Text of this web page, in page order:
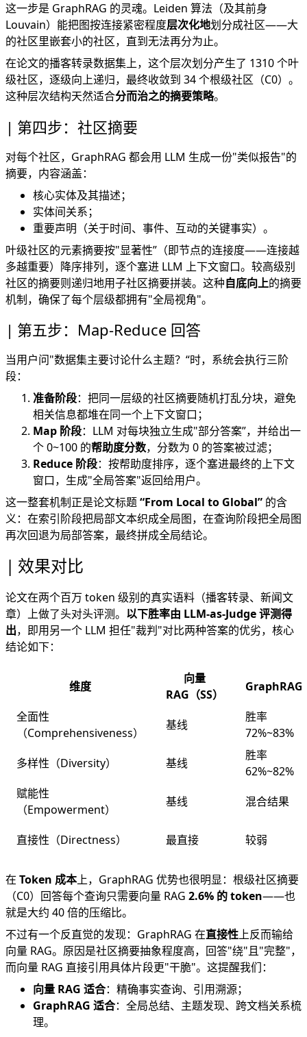
这一步是 GraphRAG 的灵魂。Leiden 算法（及其前身
Louvain）能把图按连接紧密程度层次化地划分成社区——大
的社区里嵌套小的社区，直到无法再分为止。
在论文的播客转录数据集上，这个层次划分产生了 1310 个叶
级社区，逐级向上递归，最终收敛到 34 个根级社区（C0）。
这种层次结构天然适合分而治之的摘要策略。
第四步：社区摘要
对每个社区，GraphRAG 都会用 LLM 生成一份"类似报告"的
摘要，内容涵盖：
核心实体及其描述；
实体间关系；
重要声明（关于时间、事件、互动的关键事实）。
叶级社区的元素摘要按"显著性”（即节点的连接度——连接越
多越重要）降序排列，逐个塞进 LLM 上下文窗口。较高级别
社区的摘要则递归地用子社区摘要拼装。这种自底向上的摘要
机制，确保了每个层级都拥有"全局视角"。
第五步：Map-Reduce 回答
当用户问"数据集主要讨论什么主题？“时，系统会执行三阶
段：
准备阶段：把同一层级的社区摘要随机打乱分块，避免
相关信息都堆在同一个上下文窗口；
Map 阶段：LLM 对每块独立生成"部分答案”，并给出一
个 0~100 的帮助度分数，分数为 0 的答案被过滤；
Reduce 阶段：按帮助度排序，逐个塞进最终的上下文
窗口，生成"全局答案"返回给用户。
这一整套机制正是论文标题“From Local to Global” 的含
义：在索引阶段把局部文本织成全局图，在查询阶段把全局图
再次回退为局部答案，最终拼成全局结论。
效果对比
论文在两个百万 token 级别的真实语料（播客转录、新闻文
章）上做了头对头评测。 以下胜率由 LLM-as-Judge 评测得
出，即用另一个 LLM 担任"裁判"对比两种答案的优劣，核心
结论如下：
维度
向量
RAG（SS）
GraphRAG
全面性
（Comprehensiveness）
基线
胜率
72%~83%
多样性（Diversity）
基线
胜率
62%~82%
赋能性
（Empowerment）
基线 混合结果
直接性（Directness） 最直接 较弱
在 Token 成本上，GraphRAG 优势也很明显：根级社区摘要
（C0）回答每个查询只需要向量 RAG 2.6% 的 token——也
就是大约 40 倍的压缩比。
不过有一个反直觉的发现：GraphRAG 在直接性上反而输给
向量 RAG。原因是社区摘要抽象程度高，回答"绕"且"完整"，
而向量 RAG 直接引用具体片段更"干脆"。这提醒我们：
向量 RAG 适合：精确事实查询、引用溯源；
GraphRAG 适合：全局总结、主题发现、跨文档关系梳
理。